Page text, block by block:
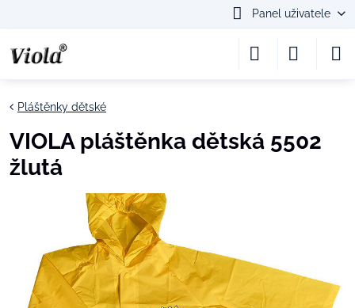
Panel uživatele
Pláštěnky dětské
VIOLA pláštěnka dětská 5502
žlutá